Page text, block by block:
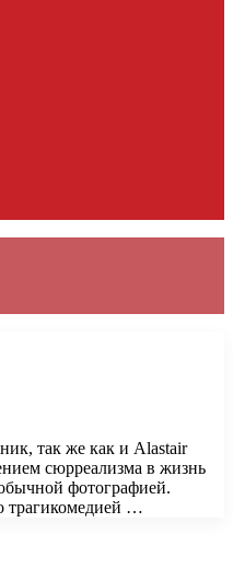
так же как и Alastair
сюрреализма в жизнь
фотографией.
трагикомедией …